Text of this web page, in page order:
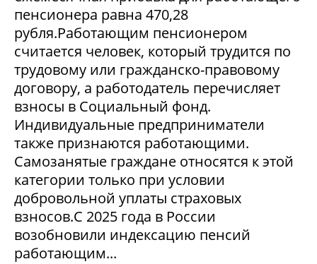
пенсионера равна 470,28
рубля.Работающим пенсионером
считается человек, который трудится по
трудовому или гражданско-правовому
договору, а работодатель перечисляет
взносы в Социальный фонд.
Индивидуальные предприниматели
также признаются работающими.
Самозанятые граждане относятся к этой
категории только при условии
добровольной уплаты страховых
взносов.С 2025 года в России
возобновили индексацию пенсий
работающим...